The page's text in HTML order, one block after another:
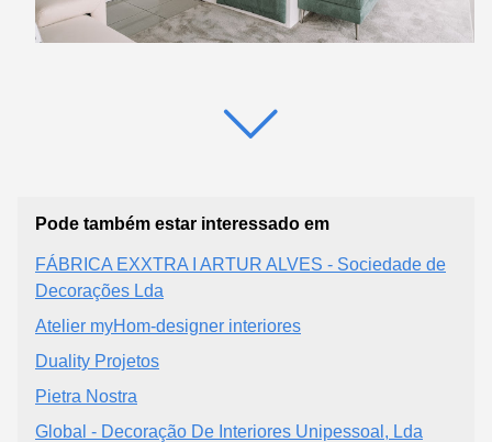
Pode também estar interessado em
FÁBRICA EXXTRA I ARTUR ALVES - Sociedade de
Decorações Lda
Atelier myHom-designer interiores
Duality Projetos
Pietra Nostra
Global - Decoração De Interiores Unipessoal, Lda